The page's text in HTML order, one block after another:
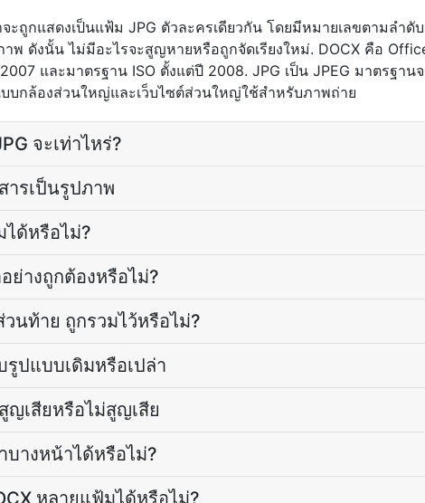
ถูกแสดงเป็นแฟ้ม JPG ตัวละครเดียวกัน โดยมีหมายเลขตามลำดั
พ ดังนั้น ไม่มีอะไรจะสูญหายหรือถูกจัดเรียงใหม่. DOCX คือ
และมาตรฐาน ISO ตั้งแต่ปี 2008. JPG เป็น JPEG มาตรฐาน
บกล้องส่วนใหญ่และเว็บไซต์ส่วนใหญ่ใช้สำหรับภาพถ่าย
จะเท่าไหร่?
ารเป็นรูปภาพ
ได้หรือไม่?
ย่างถูกต้องหรือไม่?
นท้าย ถูกรวมไว้หรือไม่?
ปแบบเดิมหรือเปล่า
ญเสียหรือไม่สูญเสีย
างหน้าได้หรือไม่?
หลายแฟ้มได้หรือไม่?